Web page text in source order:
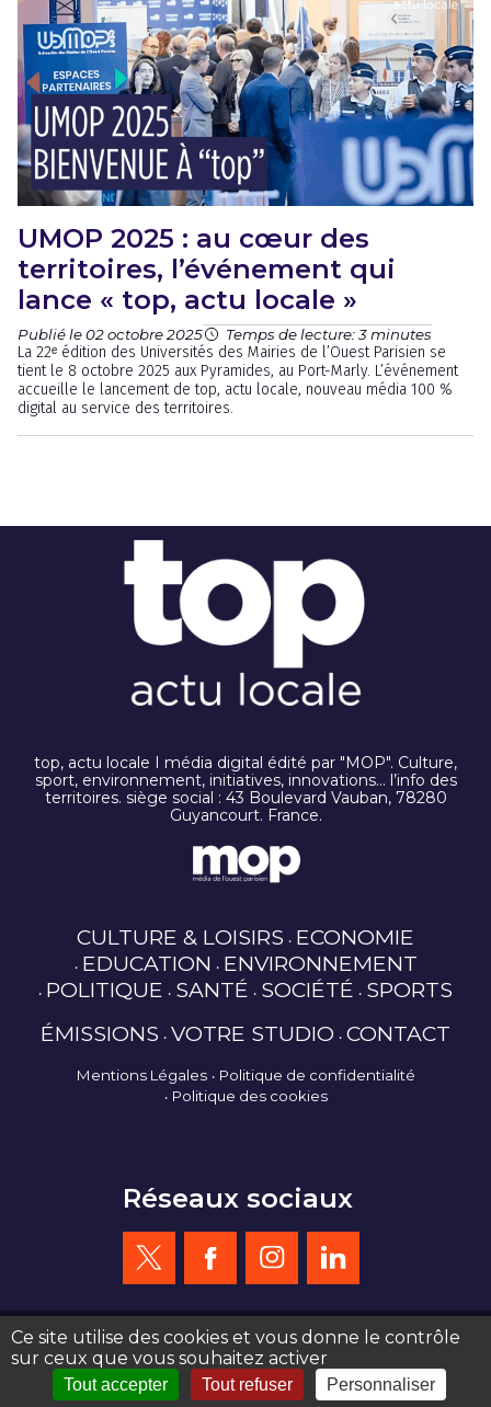
UMOP 2025 : au cœur des
territoires, l’événement qui
lance « top, actu locale »
Publié le 02 octobre 2025 Temps de lecture: 3 minutes
La 22ᵉ édition des Universités des Mairies de l’Ouest Parisien se
tient le 8 octobre 2025 aux Pyramides, au Port-Marly. L’événement
accueille le lancement de top, actu locale, nouveau média 100 %
digital au service des territoires.
top, actu locale I média digital édité par "MOP". Culture,
sport, environnement, initiatives, innovations… l’info des
territoires. siège social : 43 Boulevard Vauban, 78280
Guyancourt. France.
CULTURE & LOISIRS ECONOMIE
EDUCATION ENVIRONNEMENT
POLITIQUE SANTÉ SOCIÉTÉ SPORTS
ÉMISSIONS VOTRE STUDIO CONTACT
Mentions Légales
Politique de confidentialité
Politique des cookies
Réseaux sociaux
création site web : agence de communication Serious Team 360°
Ce site utilise des cookies et vous donne le contrôle
sur ceux que vous souhaitez activer
Tout accepter Tout refuser Personnaliser